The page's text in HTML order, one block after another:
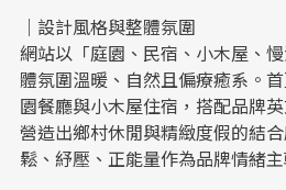
｜設計風格與整體氛圍
網站以「庭園、民宿、小木屋、
體氛圍溫暖、自然且偏療癒系。
園餐廳與小木屋住宿，搭配品牌
營造出鄉村休閒與精緻度假的結
鬆、紓壓、正能量作為品牌情緒主